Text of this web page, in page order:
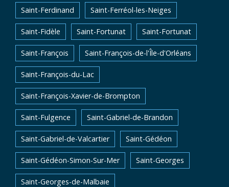
Saint-Ferdinand Saint-Ferréol-les-Neiges
Saint-Fidèle Saint-Fortunat Saint-Fortunat
Saint-François Saint-François-de-l'Île-d'Orléans
Saint-François-du-Lac
Saint-François-Xavier-de-Brompton
Saint-Fulgence Saint-Gabriel-de-Brandon
Saint-Gabriel-de-Valcartier Saint-Gédéon
Saint-Gédéon-Simon-Sur-Mer Saint-Georges
Saint-Georges-de-Malbaie